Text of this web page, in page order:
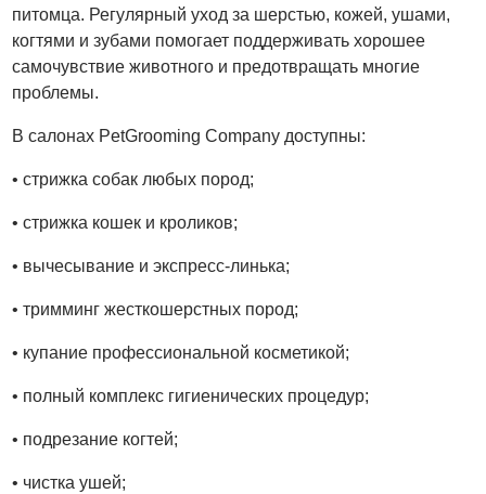
питомца. Регулярный уход за шерстью, кожей, ушами,
когтями и зубами помогает поддерживать хорошее
самочувствие животного и предотвращать многие
проблемы.
В салонах PetGrooming Company доступны:
• стрижка собак любых пород;
• стрижка кошек и кроликов;
• вычесывание и экспресс-линька;
• тримминг жесткошерстных пород;
• купание профессиональной косметикой;
• полный комплекс гигиенических процедур;
• подрезание когтей;
• чистка ушей;